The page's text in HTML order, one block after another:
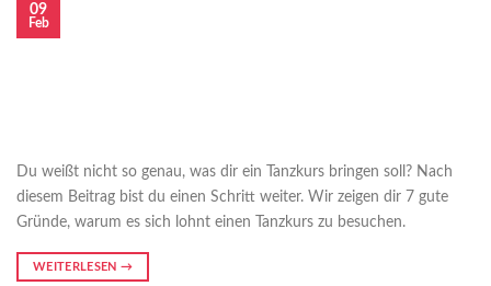
09
Feb
Du weißt nicht so genau, was dir ein Tanzkurs bringen soll? Nach
diesem Beitrag bist du einen Schritt weiter. Wir zeigen dir 7 gute
Gründe, warum es sich lohnt einen Tanzkurs zu besuchen.
WEITERLESEN →